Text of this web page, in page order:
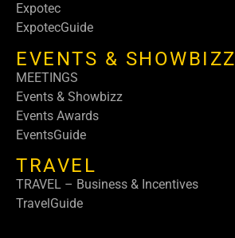
Expotec
ExpotecGuide
EVENTS & SHOWBIZZ
MEETINGS
Events & Showbizz
Events Awards
EventsGuide
TRAVEL
TRAVEL – Business & Incentives
TravelGuide